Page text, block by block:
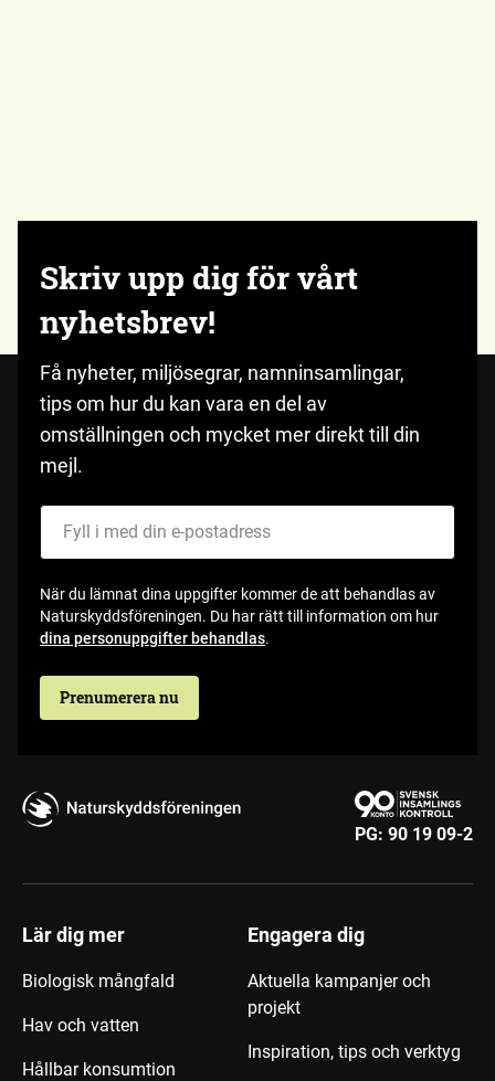
Skriv upp dig för vårt
nyhetsbrev!
Få nyheter, miljösegrar, namninsamlingar,
tips om hur du kan vara en del av
omställningen och mycket mer direkt till din
mejl.
När du lämnat dina uppgifter kommer de att behandlas av
Naturskyddsföreningen. Du har rätt till information om hur
dina personuppgifter behandlas.
Prenumerera nu
PG: 90 19 09-2
Lär dig mer
Biologisk mångfald
Hav och vatten
Hållbar konsumtion
Engagera dig
Aktuella kampanjer och
projekt
Inspiration, tips och verktyg